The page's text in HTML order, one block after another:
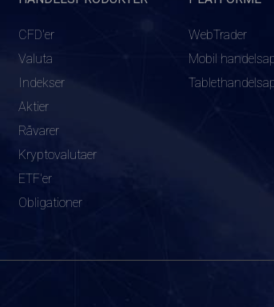
CFD'er
Valuta
Indekser
Aktier
Råvarer
Kryptovalutaer
ETF'er
Obligationer
WebTrader
Mobil